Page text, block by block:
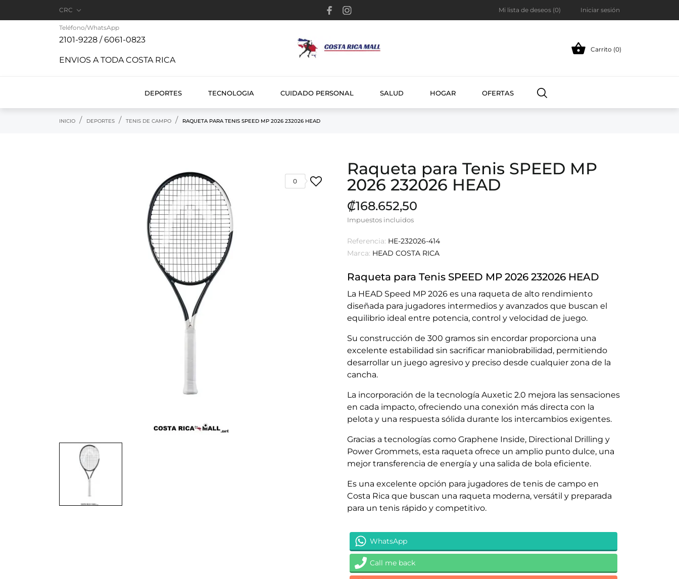
CRC  Mi lista de deseos (0) Iniciar sesión
Teléfono/WhatsApp
2101-9228 / 6061-0823
ENVIOS A TODA COSTA RICA
 Carrito (0)
DEPORTES TECNOLOGIA CUIDADO PERSONAL SALUD HOGAR OFERTAS
INICIO DEPORTES TENIS DE CAMPO RAQUETA PARA TENIS SPEED MP 2026 232026 HEAD
0
Raqueta para Tenis SPEED MP
2026 232026 HEAD
₡168.652,50
Impuestos incluidos
Referencia: HE-232026-414
Marca: HEAD COSTA RICA
Raqueta para Tenis SPEED MP 2026 232026 HEAD
La HEAD Speed MP 2026 es una raqueta de alto rendimiento
diseñada para jugadores intermedios y avanzados que buscan el
equilibrio ideal entre potencia, control y velocidad de juego.
Su construcción de 300 gramos sin encordar proporciona una
excelente estabilidad sin sacrificar maniobrabilidad, permitiendo
desarrollar un juego agresivo y preciso desde cualquier zona de la
cancha.
La incorporación de la tecnología Auxetic 2.0 mejora las sensaciones
en cada impacto, ofreciendo una conexión más directa con la
pelota y una respuesta sólida durante los intercambios exigentes.
Gracias a tecnologías como Graphene Inside, Directional Drilling y
Power Grommets, esta raqueta ofrece un amplio punto dulce, una
mejor transferencia de energía y una salida de bola eficiente.
Es una excelente opción para jugadores de tenis de campo en
Costa Rica que buscan una raqueta moderna, versátil y preparada
para un tenis rápido y competitivo.
WhatsApp
Call me back